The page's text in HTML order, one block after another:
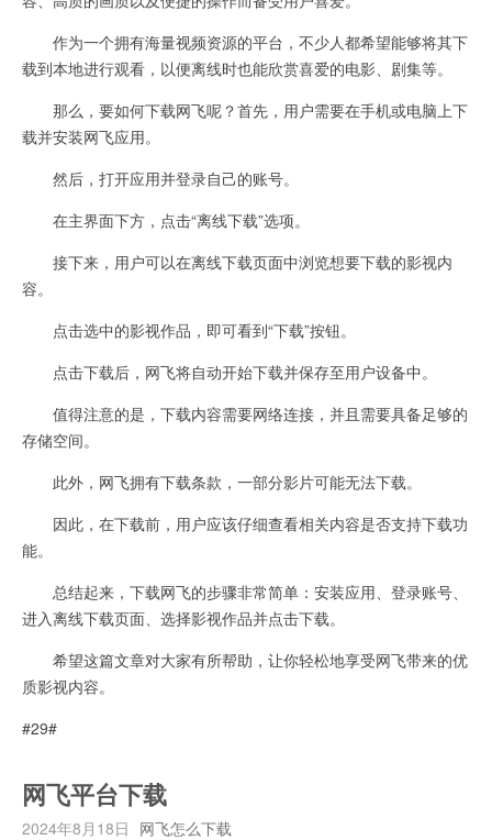
作为一个拥有海量视频资源的平台，不少人都希望能够将其下
载到本地进行观看，以便离线时也能欣赏喜爱的电影、剧集等。
那么，要如何下载网飞呢？首先，用户需要在手机或电脑上下
载并安装网飞应用。
然后，打开应用并登录自己的账号。
在主界面下方，点击“离线下载”选项。
接下来，用户可以在离线下载页面中浏览想要下载的影视内
容。
点击选中的影视作品，即可看到“下载”按钮。
点击下载后，网飞将自动开始下载并保存至用户设备中。
值得注意的是，下载内容需要网络连接，并且需要具备足够的
存储空间。
此外，网飞拥有下载条款，一部分影片可能无法下载。
因此，在下载前，用户应该仔细查看相关内容是否支持下载功
能。
总结起来，下载网飞的步骤非常简单：安装应用、登录账号、
进入离线下载页面、选择影视作品并点击下载。
希望这篇文章对大家有所帮助，让你轻松地享受网飞带来的优
质影视内容。
#29#
网飞平台下载
2024年8月18日 网飞怎么下载